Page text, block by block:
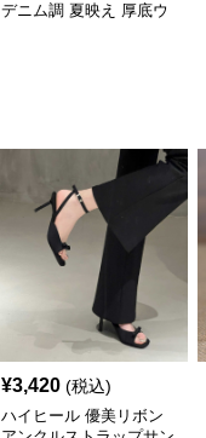
デニム調 夏映え 厚底ウ
¥3,420 (税込)
ハイヒール 優美リボン